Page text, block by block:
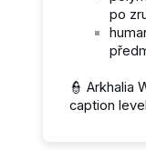
po
👮‍ Arkhalia
caption